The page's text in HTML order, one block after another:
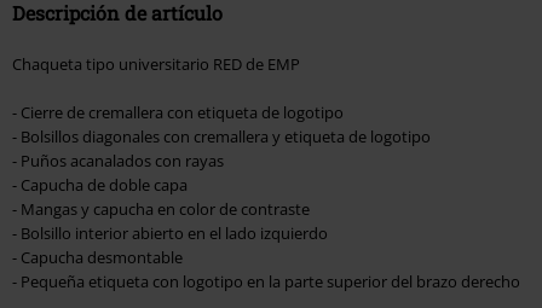
Descripción de artículo
Chaqueta tipo universitario RED de EMP
- Cierre de cremallera con etiqueta de logotipo
- Bolsillos diagonales con cremallera y etiqueta de logotipo
- Puños acanalados con rayas
- Capucha de doble capa
- Mangas y capucha en color de contraste
- Bolsillo interior abierto en el lado izquierdo
- Capucha desmontable
- Pequeña etiqueta con logotipo en la parte superior del brazo derecho